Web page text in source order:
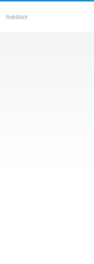
livedoor